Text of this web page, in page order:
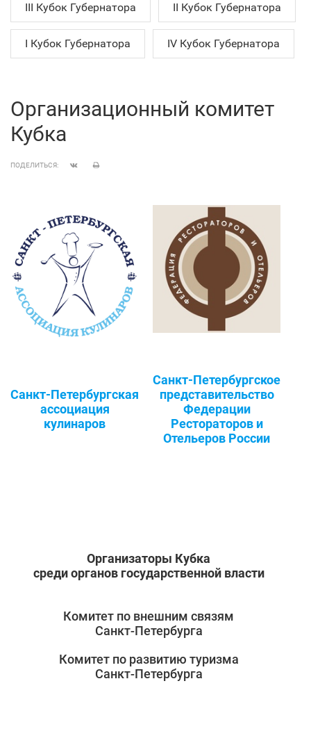
III Кубок Губернатора II Кубок Губернатора
I Кубок Губернатора IV Кубок Губернатора
Организационный комитет
Кубка
ПОДЕЛИТЬСЯ:
Санкт‑Петербургская
ассоциация
кулинаров
Санкт‑Петербургское
представительство
Федерации
Рестораторов и
Отельеров России
Организаторы Кубка
среди органов государственной власти
Комитет по внешним связям
Санкт‑Петербурга
Комитет по развитию туризма
Санкт‑Петербурга